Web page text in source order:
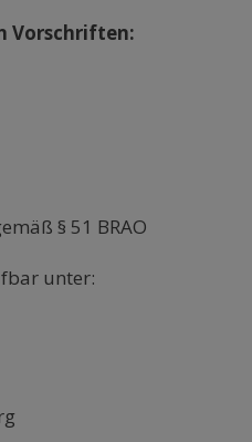
Vorschriften:
§ 51 BRAO
unter: